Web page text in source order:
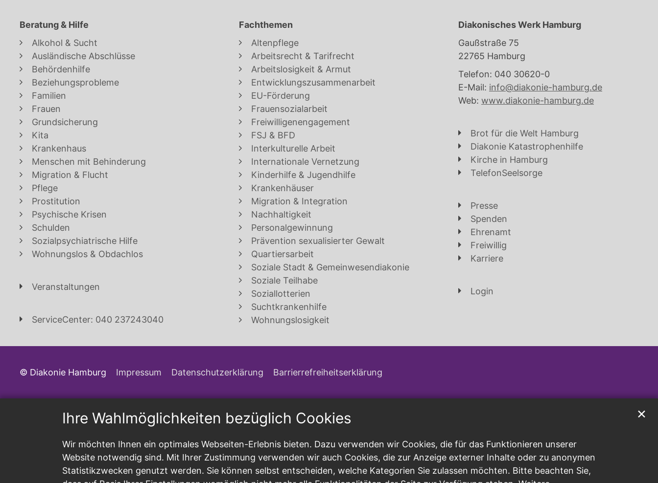
Ihre Wahlmöglichkeiten bezüglich Cookies
Wir möchten Ihnen ein optimales Webseiten-Erlebnis bieten. Dazu verwenden wir Cookies, die für das Funktionieren unserer
Website notwendig sind. Mit Ihrer Zustimmung verwenden wir auch Cookies, die zur Anzeige externer Inhalte oder zu anonymen
Statistikzwecken genutzt werden. Sie können selbst entscheiden, welche Kategorien Sie zulassen möchten. Bitte beachten Sie,
✕
Beratung & Hilfe
Alkohol & Sucht
Ausländische Abschlüsse
Behördenhilfe
Beziehungsprobleme
Familien
Frauen
Grundsicherung
Kita
Krankenhaus
Menschen mit Behinderung
Migration & Flucht
Pflege
Prostitution
Psychische Krisen
Schulden
Sozialpsychiatrische Hilfe
Wohnungslos & Obdachlos
Veranstaltungen
ServiceCenter: 040 237243040
Fachthemen
Altenpflege
Arbeitsrecht & Tarifrecht
Arbeitslosigkeit & Armut
Entwicklungszusammenarbeit
EU-Förderung
Frauensozialarbeit
Freiwilligenengagement
FSJ & BFD
Interkulturelle Arbeit
Internationale Vernetzung
Kinderhilfe & Jugendhilfe
Krankenhäuser
Migration & Integration
Nachhaltigkeit
Personalgewinnung
Prävention sexualisierter Gewalt
Quartiersarbeit
Soziale Stadt & Gemeinwesendiakonie
Soziale Teilhabe
Soziallotterien
Suchtkrankenhilfe
Wohnungslosigkeit
Diakonisches Werk Hamburg
Gaußstraße 75
22765 Hamburg
Telefon: 040 30620-0
E-Mail: info@diakonie-hamburg.de
Web: www.diakonie-hamburg.de
Brot für die Welt Hamburg
Diakonie Katastrophenhilfe
Kirche in Hamburg
TelefonSeelsorge
Presse
Spenden
Ehrenamt
Freiwillig
Karriere
Login
© Diakonie Hamburg Impressum Datenschutzerklärung Barrierrefreiheitserklärung